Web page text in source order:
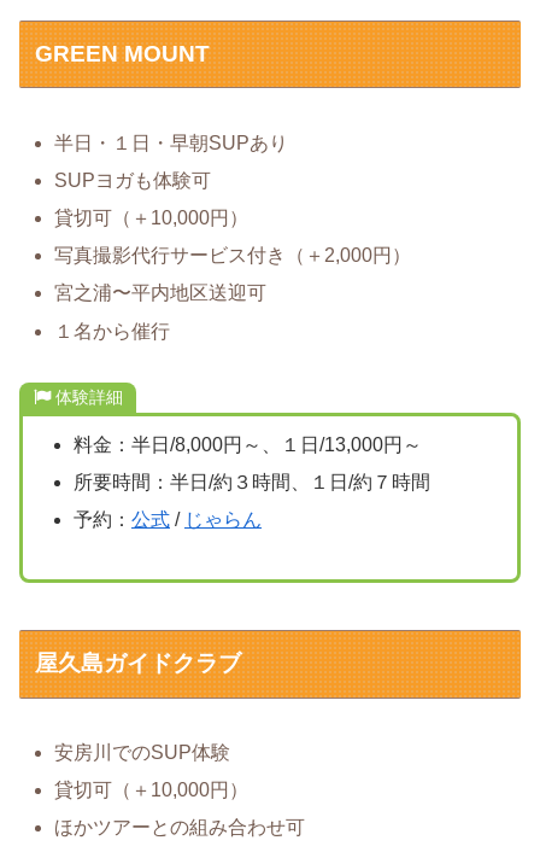
GREEN MOUNT
半日・１日・早朝SUPあり
SUPヨガも体験可
貸切可（＋10,000円）
写真撮影代行サービス付き（＋2,000円）
宮之浦〜平内地区送迎可
１名から催行
体験詳細
料金：半日/8,000円～、１日/13,000円～
所要時間：半日/約３時間、１日/約７時間
予約： 公式/ じゃらん
屋久島ガイドクラブ
安房川でのSUP体験
貸切可（＋10,000円）
ほかツアーとの組み合わせ可